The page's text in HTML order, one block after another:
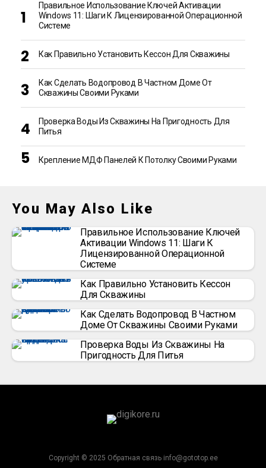
Правильное Использование Ключей Активации
Windows 11: Шаги К Лицензированной Операционной
Системе
Как Правильно Установить Кессон Для Скважины
Как Сделать Водопровод В Частном Доме От
Скважины Своими Руками
Проверка Воды Из Скважины На Пригодность Для
Питья
Крепление МДФ Панелей К Потолку Своими Руками
You May Also Like
Правильное Использование Ключей
Активации Windows 11: Шаги К
Лицензированной Операционной
Системе
Как Правильно Установить Кессон
Для Скважины
Как Сделать Водопровод В Частном
Доме От Скважины Своими Руками
Проверка Воды Из Скважины На
Пригодность Для Питья
Copyright © 2025 Обратная связь info@gototop.ee